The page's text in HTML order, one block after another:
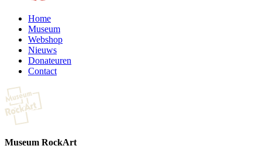
Home
Museum
Webshop
Nieuws
Donateuren
Contact
Museum RockArt